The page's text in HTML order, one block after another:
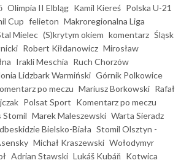
Olimpia II Elbląg Kamil Kiereś Polska U-21
Cup felieton Makroregionalna Liga
Mielec (S)krytym okiem komentarz Śląsk
Robert Kiłdanowicz Mirosław
Irakli Meschia Ruch Chorzów
Lidzbark Warmiński Górnik Polkowice
po meczu Mariusz Borkowski Rafał
Polsat Sport Komentarz po meczu
Stomil Marek Maleszewski Warta Sieradz
Bielsko-Biała Stomil Olsztyn -
Michał Kraszewski Wołodymyr
Adrian Stawski Lukáš Kubáň Kotwica